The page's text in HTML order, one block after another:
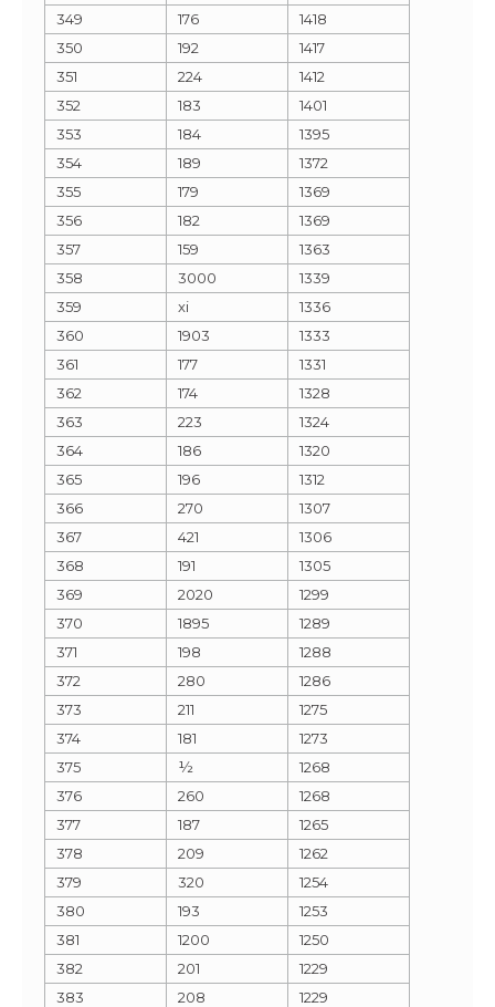
349
176
1418
350
192
1417
351
224
1412
352
183
1401
353
184
1395
354
189
1372
355
179
1369
356
182
1369
357
159
1363
358
3000
1339
359
xi
1336
360
1903
1333
361
177
1331
362
174
1328
363
223
1324
364
186
1320
365
196
1312
366
270
1307
367
421
1306
368
191
1305
369
2020
1299
370
1895
1289
371
198
1288
372
280
1286
373
211
1275
374
181
1273
375
½
1268
376
260
1268
377
187
1265
378
209
1262
379
320
1254
380
193
1253
381
1200
1250
382
201
1229
383
208
1229